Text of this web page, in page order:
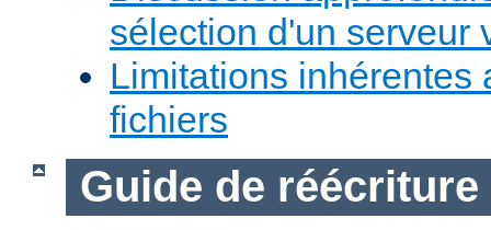
sélection d'un serveur
Limitations inhérentes
fichiers
Guide de réécriture